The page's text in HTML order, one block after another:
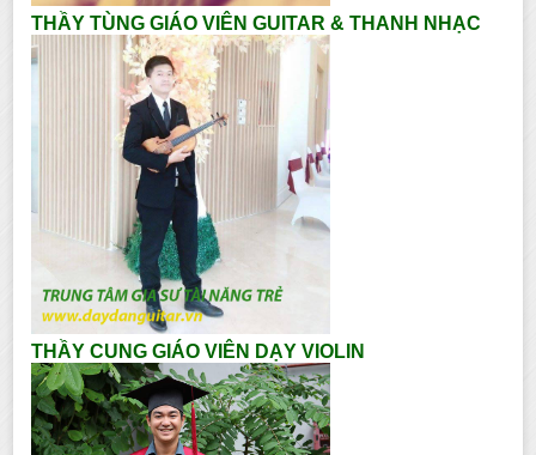
THẦY TÙNG GIÁO VIÊN GUITAR & THANH NHẠC
THẦY CUNG GIÁO VIÊN DẠY VIOLIN